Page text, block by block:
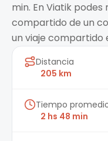
min. En Viatik
compartido de un
un viaje compartido
Distancia
205 km
Tiempo
2 hs 48 min